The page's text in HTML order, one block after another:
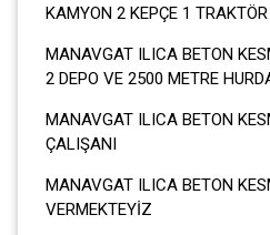
KAMYON 2 KEPÇE 1
MANAVGAT ILICA BETON
2 DEPO VE 2500 METRE
MANAVGAT ILICA BETON
ÇALIŞANI
MANAVGAT ILICA BETON
VERMEKTEYİZ